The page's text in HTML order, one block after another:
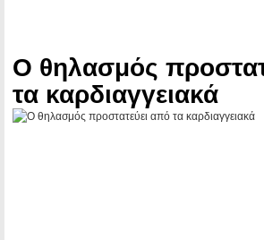
Ο θηλασμός
τα καρδιαγγειακά